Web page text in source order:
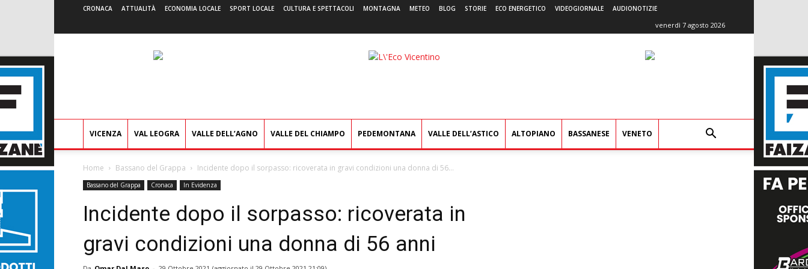
CRONACA ATTUALITÀ ECONOMIA LOCALE SPORT LOCALE CULTURA E SPETTACOLI MONTAGNA METEO BLOG STORIE ECO ENERGETICO VIDEOGIORNALE AUDIONOTIZIE
venerdì 7 agosto 2026
L'Eco
VICENZA VAL LEOGRA VALLE DELL’AGNO VALLE DEL CHIAMPO PEDEMONTANA VALLE DELL’ASTICO ALTOPIANO BASSANESE VENETO
Home Bassano del Grappa Incidente dopo il sorpasso: ricoverata in gravi condizioni una donna di 56...
Bassano del Grappa Cronaca In Evidenza
Incidente dopo il sorpasso: ricoverata in
gravi condizioni una donna di 56 anni